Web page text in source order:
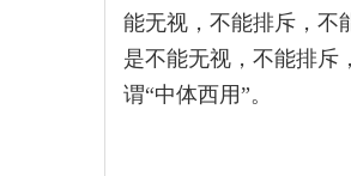
能无视，不能排斥，不
是不能无视，不能排斥
谓“中体西用”。